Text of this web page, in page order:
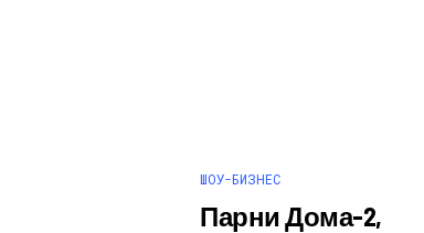
ШОУ-БИЗНЕС
Парни Дома-2,